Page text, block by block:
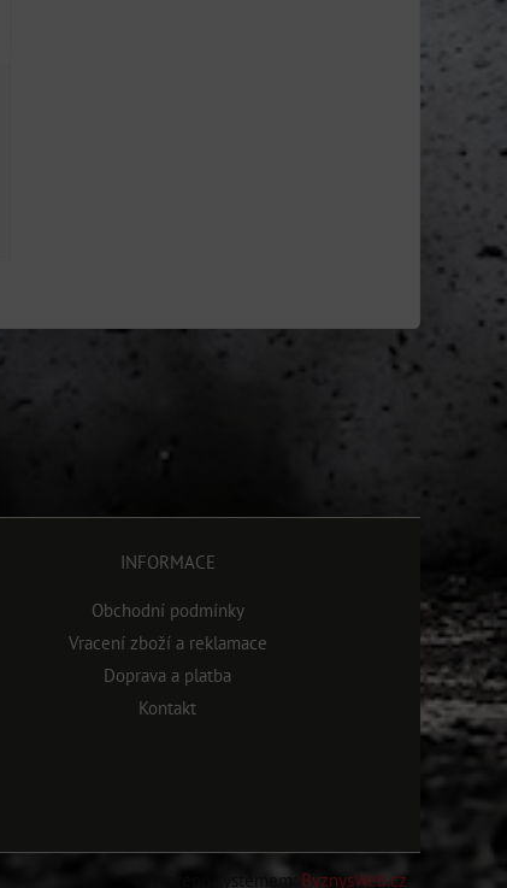
INFORMACE
Obchodní podmínky
Vracení zboží a reklamace
Doprava a platba
Kontakt
Vytvořeno systémem: ByznysWeb.cz